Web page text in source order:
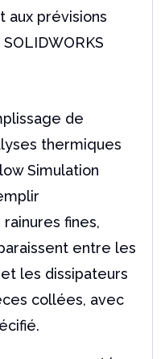
prévisions
de
thermiques
Simulation
fines,
entre les
les dissipateurs
collées, avec